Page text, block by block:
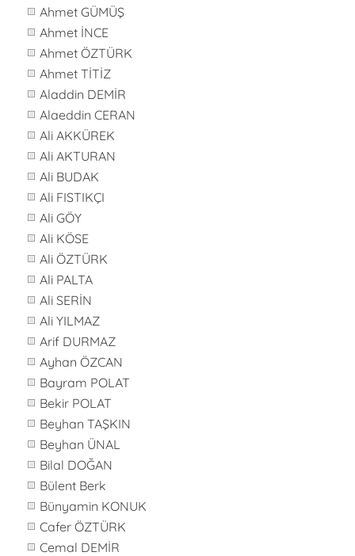
Ahmet GÜMÜŞ
Ahmet İNCE
Ahmet ÖZTÜRK
Ahmet TİTİZ
Aladdin DEMİR
Alaeddin CERAN
Ali AKKÜREK
Ali AKTURAN
Ali BUDAK
Ali FISTIKÇI
Ali GÖY
Ali KÖSE
Ali ÖZTÜRK
Ali PALTA
Ali SERİN
Ali YILMAZ
Arif DURMAZ
Ayhan ÖZCAN
Bayram POLAT
Bekir POLAT
Beyhan TAŞKIN
Beyhan ÜNAL
Bilal DOĞAN
Bülent Berk
Bünyamin KONUK
Cafer ÖZTÜRK
Cemal DEMİR